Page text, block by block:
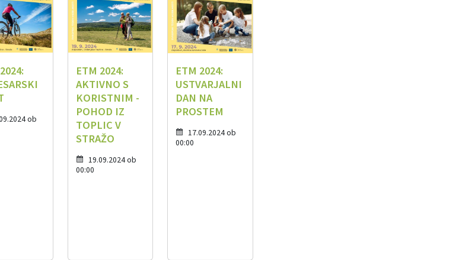
ob
ETM 2024:
AKTIVNO S
KORISTNIM -
POHOD IZ
TOPLIC V
STRAŽO
19.09.2024 ob
00:00
ETM 2024:
USTVARJALNI
DAN NA
PROSTEM
17.09.2024 ob
00:00